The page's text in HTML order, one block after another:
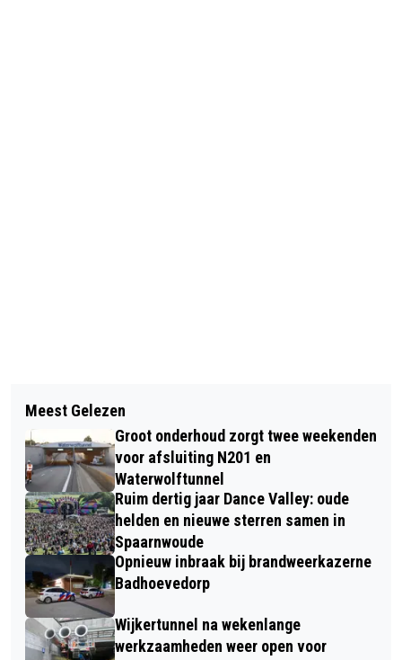
MISHANDELING OP AMSTERDAMSE
BAAN IN LIJNDEN NA VERMOEDELIJK
VERKEERSCONFLICT
NOORDERLICHT KLEURT DE HEMEL IN
KENNEMERLAND
Meest Gelezen
Groot onderhoud zorgt twee weekenden
voor afsluiting N201 en
Waterwolftunnel
Ruim dertig jaar Dance Valley: oude
helden en nieuwe sterren samen in
Spaarnwoude
Opnieuw inbraak bij brandweerkazerne
Badhoevedorp
Wijkertunnel na wekenlange
werkzaamheden weer open voor